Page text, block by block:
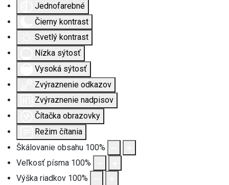
Jednofarebné
Čierny kontrast
Svetlý kontrast
Nízka sýtosť
Vysoká sýtosť
Zvýraznenie odkazov
Zvýraznenie nadpisov
Čítačka obrazovky
Režim čítania
Škálovanie obsahu 100%
Veľkosť písma 100%
Výška riadkov 100%